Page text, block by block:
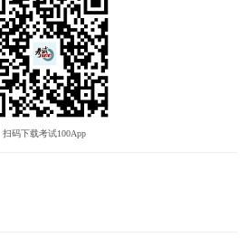
扫码下载考试100App